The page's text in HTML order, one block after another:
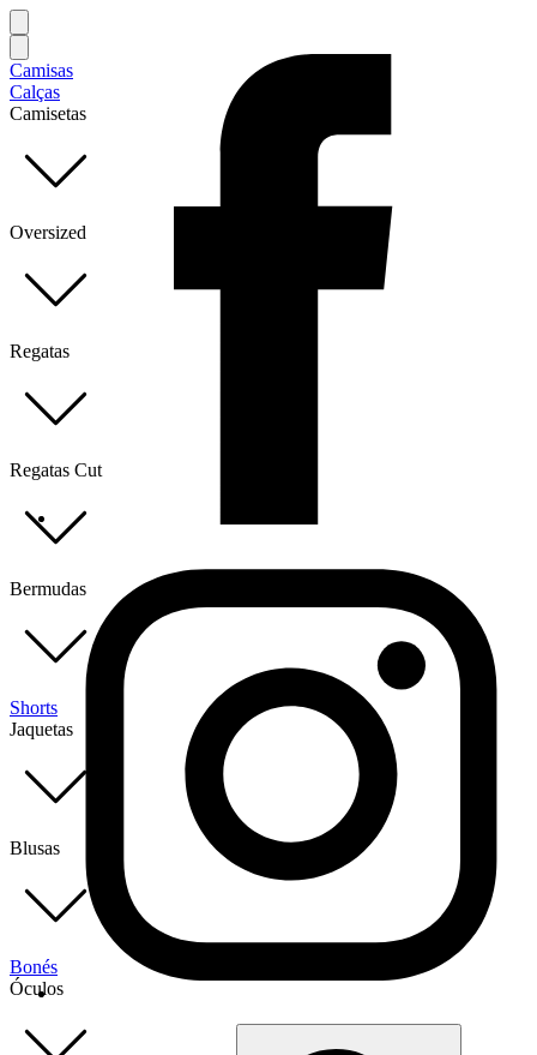
Camisas
Calças
Camisetas
Oversized
Regatas
Regatas Cut
Bermudas
Shorts
Jaquetas
Blusas
Bonés
Óculos